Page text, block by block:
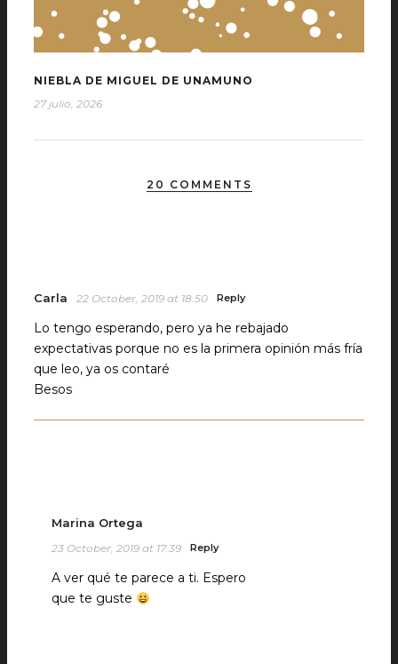
NIEBLA DE MIGUEL DE UNAMUNO
27 julio, 2026
20 COMMENTS
Carla 22 October, 2019 at 18:50 Reply
Lo tengo esperando, pero ya he rebajado
expectativas porque no es la primera opinión más fría
que leo, ya os contaré
Besos
Marina Ortega
23 October, 2019 at 17:39 Reply
A ver qué te parece a ti. Espero
que te guste